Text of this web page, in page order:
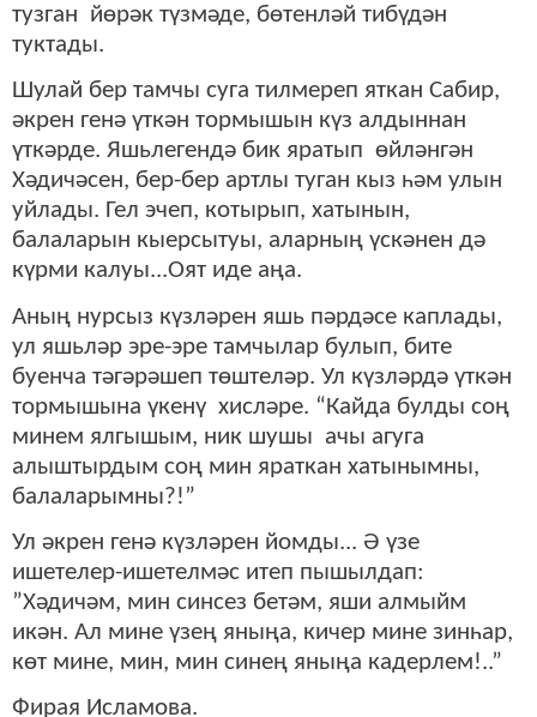
тузган йөрәк түзмәде, бөтенләй тибүдән
туктады.
Шулай бер тамчы суга тилмереп яткан Сабир,
әкрен генә үткән тормышын күз алдыннан
үткәрде. Яшьлегендә бик яратып өйләнгән
Хәдичәсен, бер-бер артлы туган кыз һәм улын
уйлады. Гел эчеп, котырып, хатынын,
балаларын кыерсытуы, аларның үскәнен дә
күрми калуы...Оят иде аңа.
Аның нурсыз күзләрен яшь пәрдәсе каплады,
ул яшьләр эре-эре тамчылар булып, бите
буенча тәгәрәшеп төштеләр. Ул күзләрдә үткән
тормышына үкенү хисләре. “Кайда булды соң
минем ялгышым, ник шушы ачы агуга
алыштырдым соң мин яраткан хатынымны,
балаларымны?!”
Ул әкрен генә күзләрен йомды... Ә үзе
ишетелер-ишетелмәс итеп пышылдап:
”Хәдичәм, мин синсез бетәм, яши алмыйм
икән. Ал мине үзең яныңа, кичер мине зинһар,
көт мине, мин, мин синең яныңа кадерлем!..”
Фирая Исламова.